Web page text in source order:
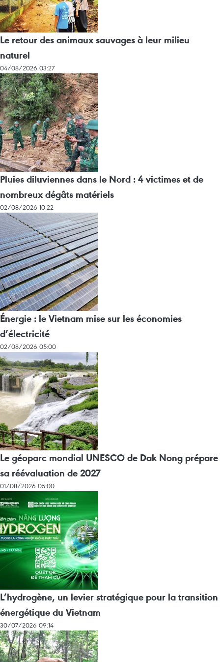
Le retour des animaux sauvages à leur milieu
naturel
04/08/2026 03:27
Pluies diluviennes dans le Nord : 4 victimes et de
nombreux dégâts matériels
02/08/2026 10:22
Énergie : le Vietnam mise sur les économies
d’électricité
02/08/2026 05:00
Le géoparc mondial UNESCO de Dak Nong prépare
sa réévaluation de 2027
01/08/2026 05:00
L’hydrogène, un levier stratégique pour la transition
énergétique du Vietnam
30/07/2026 09:14